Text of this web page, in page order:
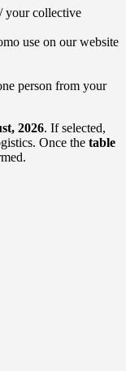
your collective
use on our website
person from your
2026. If selected,
Once the table